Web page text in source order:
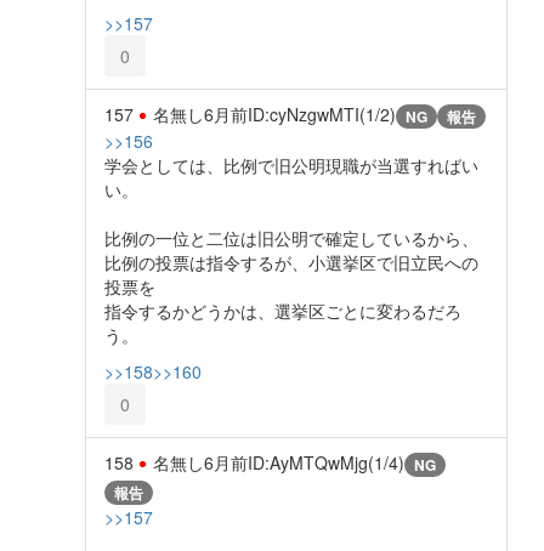
>>157
0
157 名無し6月前ID:cyNzgwMTI(1/2) NG 報告
>>156
学会としては、比例で旧公明現職が当選すればい
い。
比例の一位と二位は旧公明で確定しているから、
比例の投票は指令するが、小選挙区で旧立民への
投票を
指令するかどうかは、選挙区ごとに変わるだろ
う。
>>158>>160
0
158 名無し6月前ID:AyMTQwMjg(1/4) NG
報告
>>157